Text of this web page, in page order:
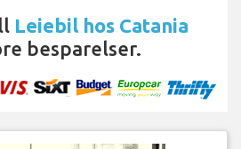
Leiebil hos Catania
besparelser.